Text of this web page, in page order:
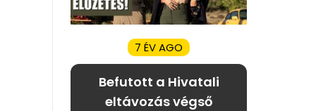
7 ÉV AGO
Befutott a Hivatali
eltávozás végső